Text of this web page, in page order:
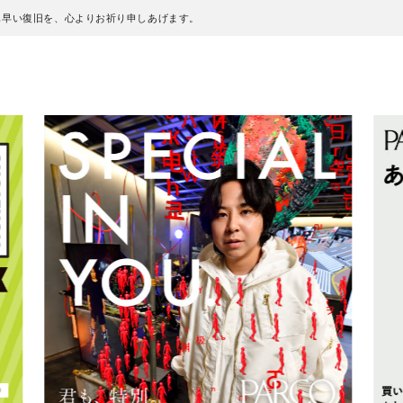
い復旧を、心よりお祈り申しあげます。